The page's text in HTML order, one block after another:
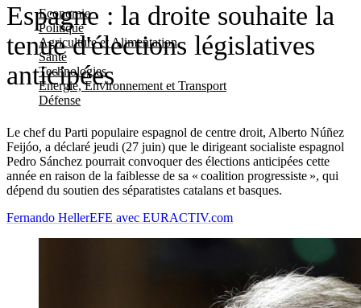
Economie
Politique
Agriculture et Alimentation
Santé
Technologies
Energie, Environnement et Transport
Défense
Espagne : la droite souhaite la
tenue d'élections législatives
anticipées
Le chef du Parti populaire espagnol de centre droit, Alberto Núñez
Feijóo, a déclaré jeudi (27 juin) que le dirigeant socialiste espagnol
Pedro Sánchez pourrait convoquer des élections anticipées cette
année en raison de la faiblesse de sa « coalition progressiste », qui
dépend du soutien des séparatistes catalans et basques.
Fernando HellerEFE avec EURACTIV.com